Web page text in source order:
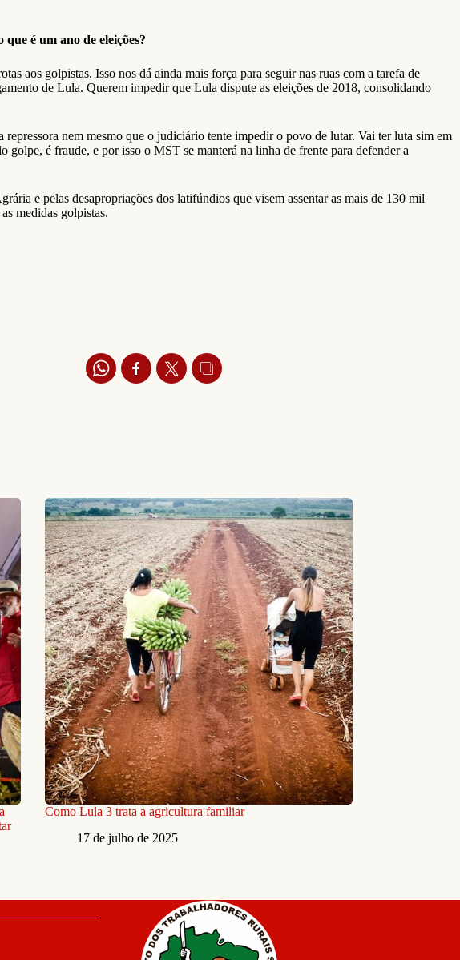
é um ano de eleições?
aos golpistas. Isso nos dá ainda mais força para seguir nas ruas com a tarefa de
de Lula. Querem impedir que Lula dispute as eleições de 2018, consolidando
nem mesmo que o judiciário tente impedir o povo de lutar. Vai ter luta sim em
é fraude, e por isso o MST se manterá na linha de frente para defender a
e pelas desapropriações dos latifúndios que visem assentar as mais de 130 mil
medidas golpistas.
Como Lula 3 trata a agricultura familiar
17 de julho de 2025